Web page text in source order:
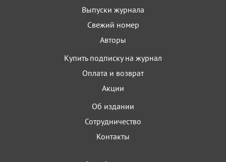
Выпуски журнала
Свежий номер
Авторы
Купить подписку на журнал
Оплата и возврат
Акции
Об издании
Сотрудничество
Контакты